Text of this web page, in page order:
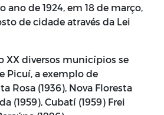
ano de 1924, em 18 de março,
de cidade através da Lei
XX diversos municípios se
Picuí, a exemplo de
Rosa (1936), Nova Floresta
(1959), Cubatí (1959) Frei